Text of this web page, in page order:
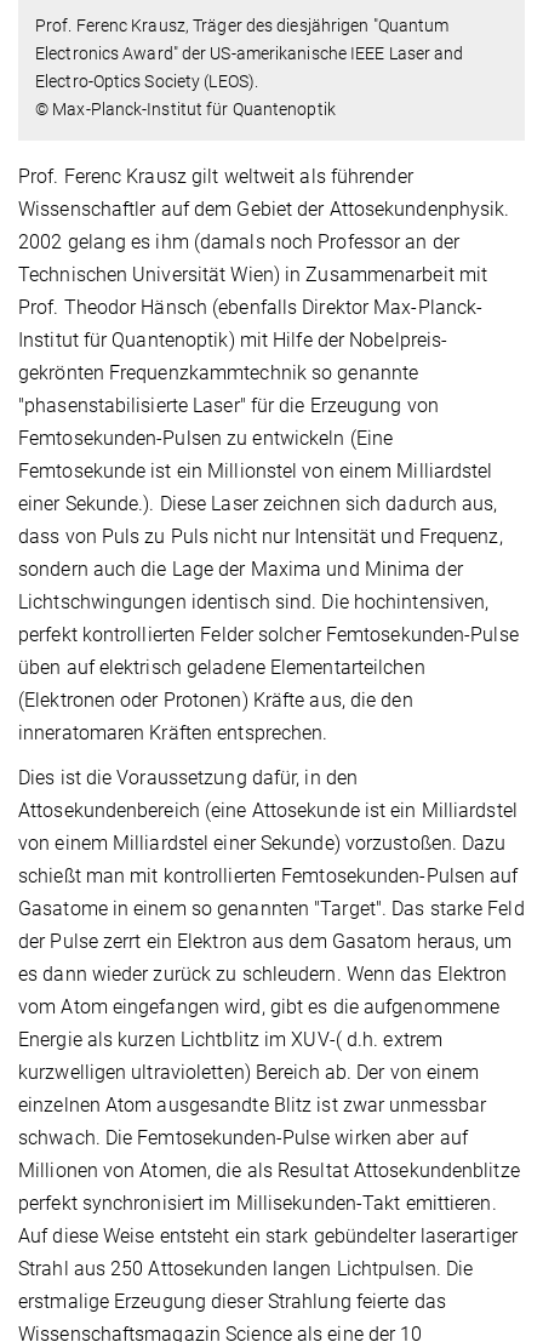
Prof. Ferenc Krausz, Träger des diesjährigen "Quantum
Electronics Award" der US-amerikanische IEEE Laser and
Electro-Optics Society (LEOS).
© Max-Planck-Institut für Quantenoptik
Prof. Ferenc Krausz gilt weltweit als führender
Wissenschaftler auf dem Gebiet der Attosekundenphysik.
2002 gelang es ihm (damals noch Professor an der
Technischen Universität Wien) in Zusammenarbeit mit
Prof. Theodor Hänsch (ebenfalls Direktor Max-Planck-
Institut für Quantenoptik) mit Hilfe der Nobelpreis-
gekrönten Frequenzkammtechnik so genannte
"phasenstabilisierte Laser" für die Erzeugung von
Femtosekunden-Pulsen zu entwickeln (Eine
Femtosekunde ist ein Millionstel von einem Milliardstel
einer Sekunde.). Diese Laser zeichnen sich dadurch aus,
dass von Puls zu Puls nicht nur Intensität und Frequenz,
sondern auch die Lage der Maxima und Minima der
Lichtschwingungen identisch sind. Die hochintensiven,
perfekt kontrollierten Felder solcher Femtosekunden-Pulse
üben auf elektrisch geladene Elementarteilchen
(Elektronen oder Protonen) Kräfte aus, die den
inneratomaren Kräften entsprechen.
Dies ist die Voraussetzung dafür, in den
Attosekundenbereich (eine Attosekunde ist ein Milliardstel
von einem Milliardstel einer Sekunde) vorzustoßen. Dazu
schießt man mit kontrollierten Femtosekunden-Pulsen auf
Gasatome in einem so genannten "Target". Das starke Feld
der Pulse zerrt ein Elektron aus dem Gasatom heraus, um
es dann wieder zurück zu schleudern. Wenn das Elektron
vom Atom eingefangen wird, gibt es die aufgenommene
Energie als kurzen Lichtblitz im XUV-( d.h. extrem
kurzwelligen ultravioletten) Bereich ab. Der von einem
einzelnen Atom ausgesandte Blitz ist zwar unmessbar
schwach. Die Femtosekunden-Pulse wirken aber auf
Millionen von Atomen, die als Resultat Attosekundenblitze
perfekt synchronisiert im Millisekunden-Takt emittieren.
Auf diese Weise entsteht ein stark gebündelter laserartiger
Strahl aus 250 Attosekunden langen Lichtpulsen. Die
erstmalige Erzeugung dieser Strahlung feierte das
Wissenschaftsmagazin Science als eine der 10